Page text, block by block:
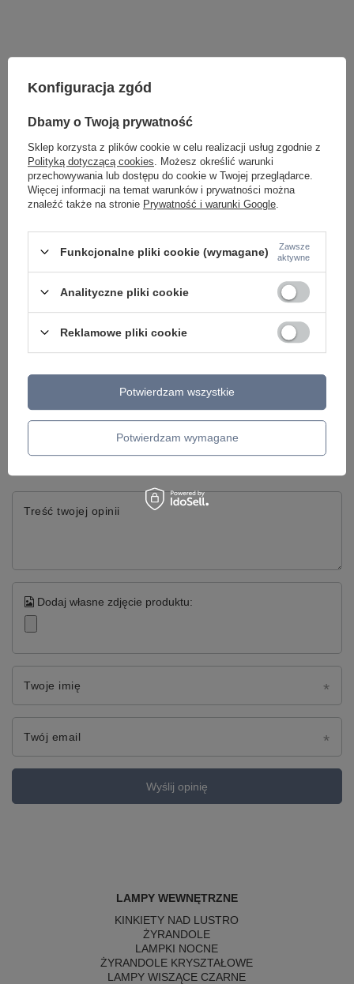
Potrzebujesz pomocy? Masz pytania lub
szybko i przygotujemy indywidualną ofertę
Napisz do nas
Model znajdziesz w kategoriach
Napisz swoją opinię
Twoja ocena:
5/5
Treść twojej opinii
Dodaj własne zdjęcie produktu:
Twoje imię
Twój email
Wyślij opinię
LAMPY WEWNĘTRZNE
KINKIETY NAD LUSTRO
ŻYRANDOLE
LAMPKI NOCNE
ŻYRANDOLE KRYSZTAŁOWE
LAMPY WISZĄCE CZARNE
Konfiguracja zgód
Dbamy o Twoją prywatność
Sklep korzysta z plików cookie w celu realizacji usług zgodnie z
Polityką dotyczącą cookies . Możesz określić warunki
przechowywania lub dostępu do cookie w Twojej przeglądarce.
Więcej informacji na temat warunków i prywatności można
znaleźć także na stronie Prywatność i warunki Google
Funkcjonalne pliki cookie (wymagane)
Zawsze
aktywne
Analityczne pliki cookie
Reklamowe pliki cookie
Potwierdzam wymagane
Potwierdzam wszystkie